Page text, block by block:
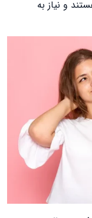
و نیاز به